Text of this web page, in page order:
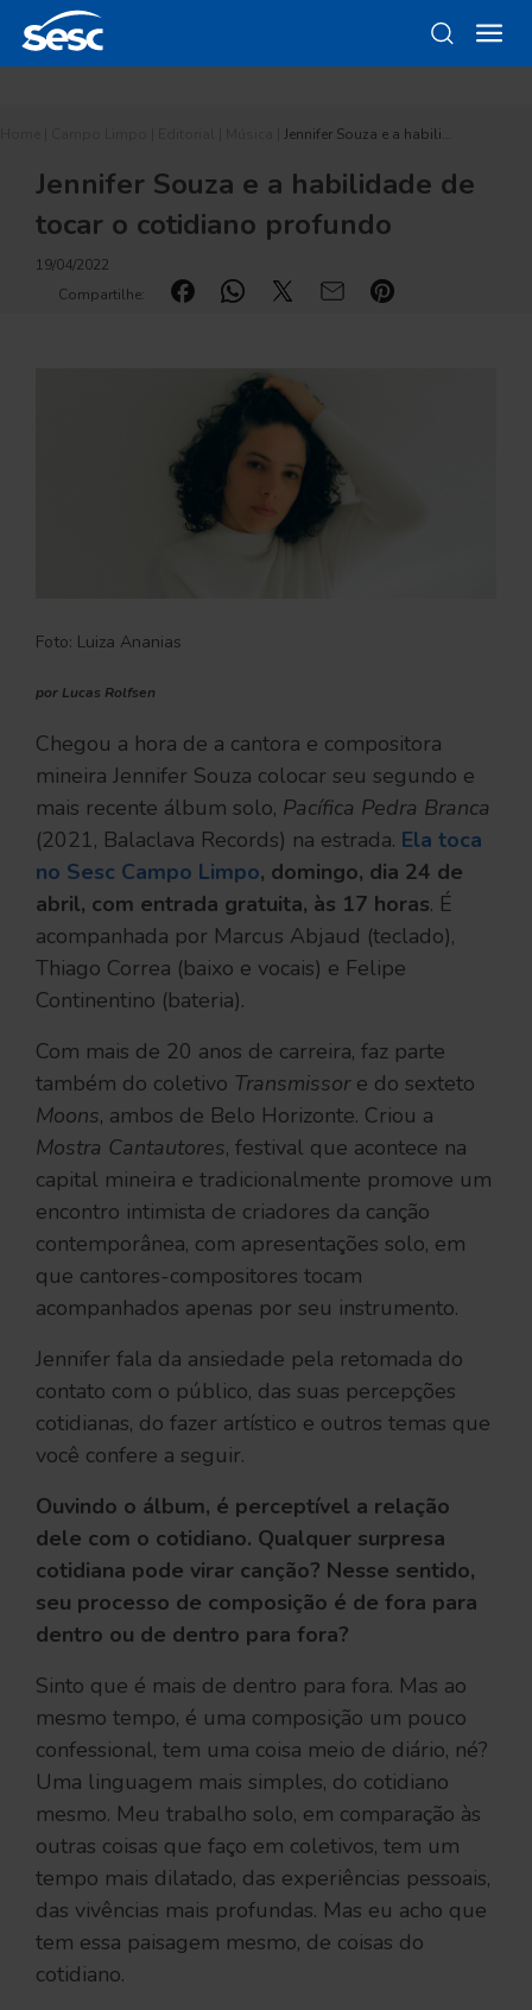
Jennifer Souza e a habili…
Jennifer Souza e a habilidade de
tocar o cotidiano profundo
19/04/2022
Compartilhe:
Foto: Luiza Ananias
por Lucas Rolfsen
Chegou a hora de a cantora e compositora
mineira Jennifer Souza colocar seu segundo e
mais recente álbum solo, Pacífica Pedra Branca
(2021, Balaclava Records) na estrada. Ela toca
no Sesc Campo Limpo, domingo, dia 24 de
abril, com entrada gratuita, às 17 horas. É
acompanhada por Marcus Abjaud (teclado),
Thiago Correa (baixo e vocais) e Felipe
Continentino (bateria).
Com mais de 20 anos de carreira, faz parte
também do coletivo Transmissore do sexteto
Moons, ambos de Belo Horizonte. Criou a
Mostra Cantautores, festival que acontece na
capital mineira e tradicionalmente promove um
encontro intimista de criadores da canção
contemporânea, com apresentações solo, em
que cantores-compositores tocam
acompanhados apenas por seu instrumento.
Jennifer fala da ansiedade pela retomada do
contato com o público, das suas percepções
cotidianas, do fazer artístico e outros temas que
você confere a seguir.
Ouvindo o álbum, é perceptível a relação
dele com o cotidiano. Qualquer surpresa
cotidiana pode virar canção? Nesse sentido,
seu processo de composição é de fora para
dentro ou de dentro para fora?
Sinto que é mais de dentro para fora. Mas ao
mesmo tempo, é uma composição um pouco
confessional, tem uma coisa meio de diário, né?
Uma linguagem mais simples, do cotidiano
mesmo. Meu trabalho solo, em comparação às
outras coisas que faço em coletivos, tem um
tempo mais dilatado, das experiências pessoais,
das vivências mais profundas. Mas eu acho que
tem essa paisagem mesmo, de coisas do
cotidiano.